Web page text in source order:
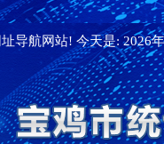
导航网站! 今天是:2026